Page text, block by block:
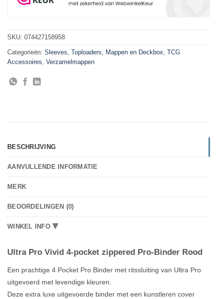
SKU: 074427158958
Categorieën: Sleeves, Toploaders, Mappen en Deckbox TCG
Accessoires Verzamelmappen
BESCHRIJVING
AANVULLENDE INFORMATIE
MERK
BEOORDELINGEN (0)
WINKEL INFO 🔻
Ultra Pro Vivid 4-pocket zippered Pro-Binder Rood
Een prachtige 4 Pocket Pro Binder met ritssluiting van Ultra Pro
uitgevoerd met levendige kleuren.
Deze extra luxe uitgevoerde binder met een kunstleren cover